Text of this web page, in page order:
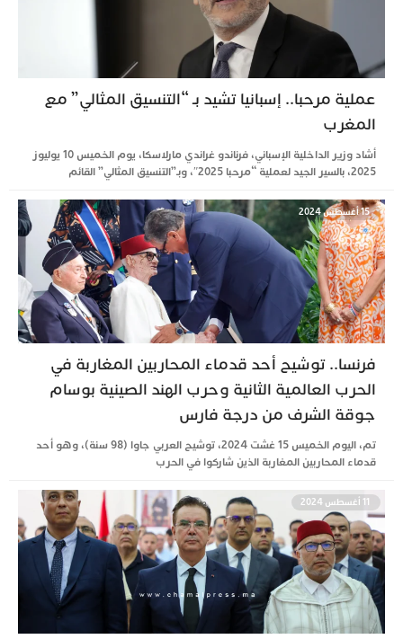
عملية مرحبا.. إسبانيا تشيد بـ “التنسيق المثالي” مع
المغرب
أشاد وزير الداخلية الإسباني، فرناندو غراندي مارلاسكا، يوم الخميس 10 يوليوز
2025، بالسير الجيد لعملية “مرحبا 2025″، وبـ”التنسيق المثالي” القائم
15 أغسطس 2024
فرنسا.. توشيح أحد قدماء المحاربين المغاربة في
الحرب العالمية الثانية وحرب الهند الصينية بوسام
جوقة الشرف من درجة فارس
تم، اليوم الخميس 15 غشت 2024، توشيح العربي جاوا (98 سنة)، وهو أحد
قدماء المحاربين المغاربة الذين شاركوا في الحرب